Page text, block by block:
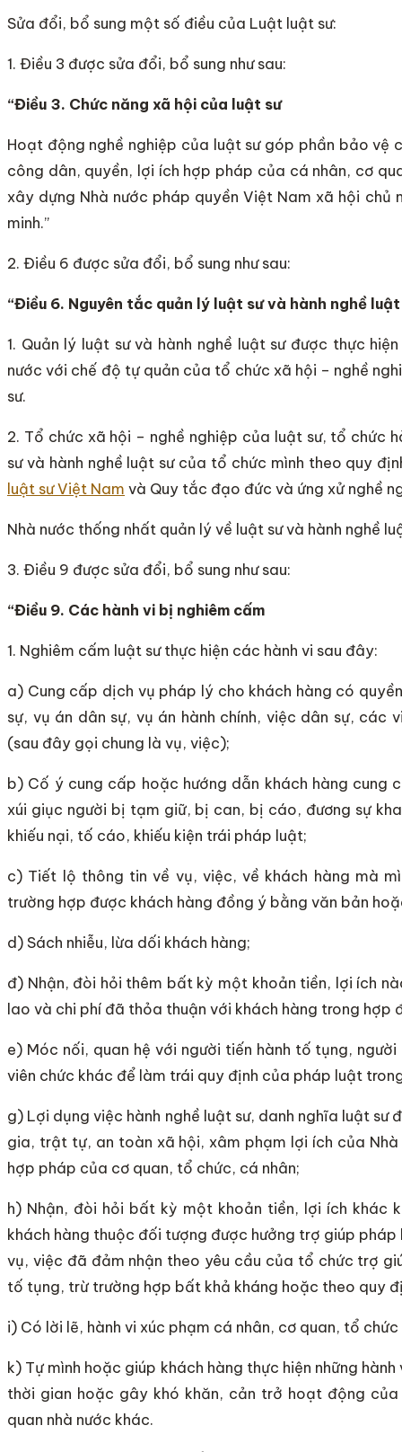
Sửa đổi, bổ sung một số điều của Luật luật sư:
1. Điều 3 được sửa đổi, bổ sung như sau:
“Điều 3. Chức năng xã hội của luật sư
Hoạt động nghề nghiệp của luật sư góp phần bảo
công dân, quyền, lợi ích hợp pháp của cá nhân, cơ
xây dựng Nhà nước pháp quyền Việt Nam xã hội chủ
minh.”
2. Điều 6 được sửa đổi, bổ sung như sau:
“Điều 6. Nguyên tắc quản lý luật sư và hành nghề luật
1. Quản lý luật sư và hành nghề luật sư được thực
nước với chế độ tự quản của tổ chức xã hội – nghề
sư.
2. Tổ chức xã hội – nghề nghiệp của luật sư, tổ chức
sư và hành nghề luật sư của tổ chức mình theo quy
luật sư Việt Nam và Quy tắc đạo đức và ứng xử nghề
Nhà nước thống nhất quản lý về luật sư và hành nghề
3. Điều 9 được sửa đổi, bổ sung như sau:
“Điều 9. Các hành vi bị nghiêm cấm
1. Nghiêm cấm luật sư thực hiện các hành vi sau đây:
a) Cung cấp dịch vụ pháp lý cho khách hàng có
sự, vụ án dân sự, vụ án hành chính, việc dân sự,
(sau đây gọi chung là vụ, việc);
b) Cố ý cung cấp hoặc hướng dẫn khách hàng cung
xúi giục người bị tạm giữ, bị can, bị cáo, đương sự
khiếu nại, tố cáo, khiếu kiện trái pháp luật;
c) Tiết lộ thông tin về vụ, việc, về khách hàng mà
trường hợp được khách hàng đồng ý bằng văn bản
d) Sách nhiễu, lừa dối khách hàng;
đ) Nhận, đòi hỏi thêm bất kỳ một khoản tiền, lợi ích
lao và chi phí đã thỏa thuận với khách hàng trong hợp
e) Móc nối, quan hệ với người tiến hành tố tụng,
viên chức khác để làm trái quy định của pháp luật
g) Lợi dụng việc hành nghề luật sư, danh nghĩa luật sư
gia, trật tự, an toàn xã hội, xâm phạm lợi ích của
hợp pháp của cơ quan, tổ chức, cá nhân;
h) Nhận, đòi hỏi bất kỳ một khoản tiền, lợi ích khác
khách hàng thuộc đối tượng được hưởng trợ giúp
vụ, việc đã đảm nhận theo yêu cầu của tổ chức trợ
tố tụng, trừ trường hợp bất khả kháng hoặc theo quy
i) Có lời lẽ, hành vi xúc phạm cá nhân, cơ quan, tổ
k) Tự mình hoặc giúp khách hàng thực hiện những
thời gian hoặc gây khó khăn, cản trở hoạt động
quan nhà nước khác.